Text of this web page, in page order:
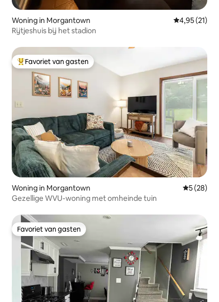
Woning in Morgantown Gemiddelde
4,95 (21)
Rijtjeshuis bij het stadion
Topfavoriet van gasten
Favoriet van gasten
Woning in Morgantown
5 (28)
Gezellige WVU-woning met omheinde tuin
Favoriet van gasten
Favoriet van gasten